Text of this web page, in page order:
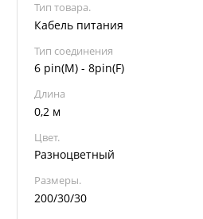
Тип товара.
Кабель питания
Тип соединения
6 pin(M) - 8pin(F)
Длина
0,2 м
Цвет.
Разноцветный
Размеры.
200/30/30